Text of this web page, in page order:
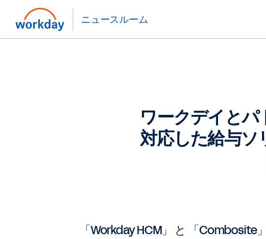
ニュースルーム
ワークデイと
対応した給与ソ
「Workday HCM」 と 「